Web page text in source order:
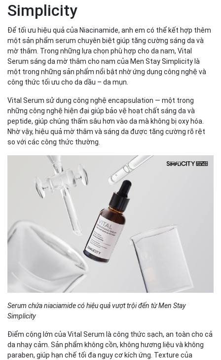
Simplicity
Để tối ưu hiệu quả của Niacinamide, anh em có thể kết hợp thêm
một sản phẩm serum chuyên biệt giúp tăng cường sáng da và
mờ thâm. Trong những lựa chọn phù hợp cho da nam, Vital
Serum sáng da mờ thâm cho nam của Men Stay Simplicity là
một trong những sản phẩm nổi bật nhờ ứng dụng công nghệ và
công thức tối ưu cho da dầu – da mụn.
Vital Serum sử dụng công nghệ encapsulation — một trong
những công nghệ hiện đại giúp bảo vệ hoạt chất sáng da và
peptide, giúp chúng thấm sâu hơn vào da mà không bị oxy hóa.
Nhờ vậy, hiệu quả mờ thâm và sáng da được tăng cường rõ rệt
so với các công thức thường.
Serum chứa niaciamide có hiệu quả vượt trội đến từ Men Stay
Simplicity
Điểm cộng lớn của Vital Serum là công thức sạch, an toàn cho cả
da nhạy cảm. Sản phẩm không cồn, không hương liệu và không
paraben, giúp hạn chế tối đa nguy cơ kích ứng. Texture của